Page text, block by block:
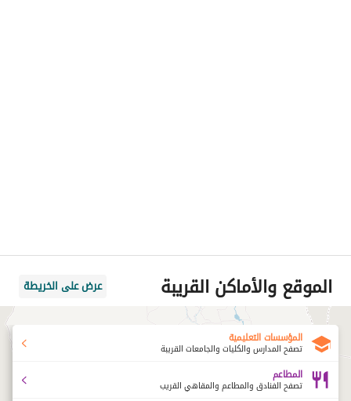
الموقع والأماكن القريبة عرض على الخريطة
المؤسسات التعليمية
تصفح المدارس والكليات والجامعات القريبة
المطاعم
تصفح الفنادق والمطاعم والمقاهي القريب